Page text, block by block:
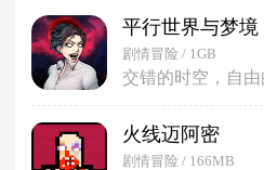
平行世界与梦境
剧情冒险 / 1GB
火线迈阿密
剧情冒险 / 166MB